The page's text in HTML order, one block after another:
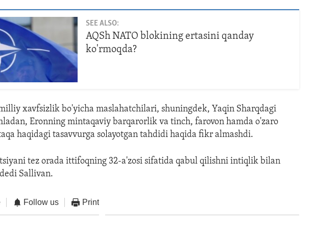
SEE ALSO:
AQSh NATO blokining ertasini qanday
ko'rmoqda?
xavfsizlik bo'yicha maslahatchilari, shuningdek, Yaqin Sharqdagi
Eronning mintaqaviy barqarorlik va tinch, farovon hamda o'zaro
haqidagi tasavvurga solayotgan tahdidi haqida fikr almashdi.
tez orada ittifoqning 32-a'zosi sifatida qabul qilishni intiqlik bilan
Sallivan.
Follow us Print